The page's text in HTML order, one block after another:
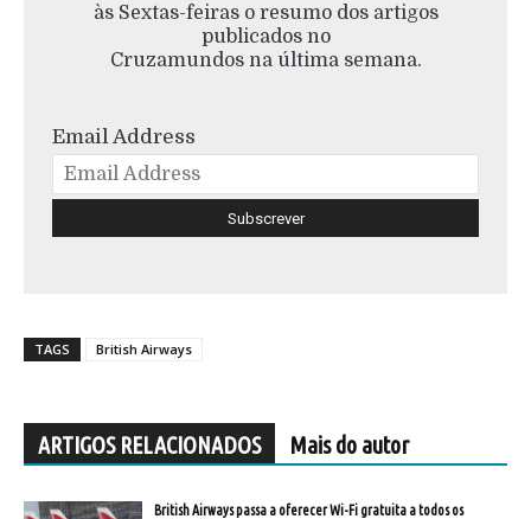
às Sextas-feiras o resumo dos artigos
publicados no
Cruzamundos na última semana.
Email Address
TAGS British Airways
ARTIGOS RELACIONADOS Mais do autor
British Airways passa a oferecer Wi-Fi gratuita a todos os